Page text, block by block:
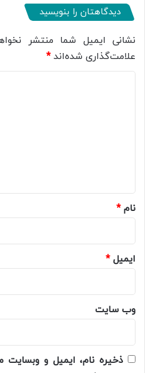
دیدگاهتان را بنویسید
نشانی ایمیل شما منتشر
علامت‌گذاری شده‌اند*
نام*
ایمیل*
وب‌ سایت
ذخیره نام، ایمیل و وبسایت